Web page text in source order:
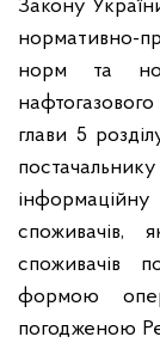
Закону
нормативно-
норм та
глави 5
споживачів,
споживачів
формою
погодженою